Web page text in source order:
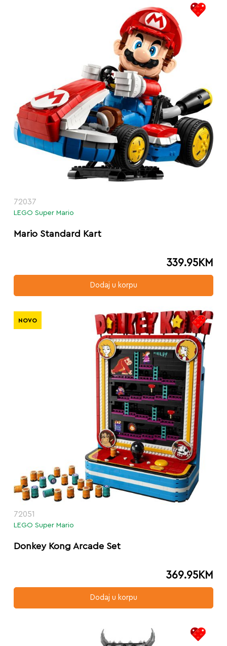
72037
LEGO Super Mario
Mario Standard Kart
339.95KM
Dodaj u korpu
72051
LEGO Super Mario
Donkey Kong Arcade Set
369.95KM
Dodaj u korpu
NOVO